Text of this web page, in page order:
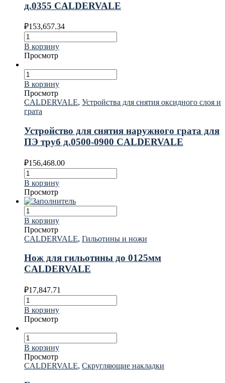
д.0355 CALDERVALE
₽153,657.34
В корзину
Просмотр
В корзину
Просмотр
CALDERVALE, Устройства для снятия оксидного слоя и
грата
Устройство для снятия наружного грата для
ПЭ труб д.0500-0900 CALDERVALE
₽156,468.00
В корзину
Просмотр
В корзину
Просмотр
CALDERVALE, Гильотины и ножи
Нож для гильотины до 0125мм
CALDERVALE
₽17,847.71
В корзину
Просмотр
В корзину
Просмотр
CALDERVALE, Скругляющие накладки